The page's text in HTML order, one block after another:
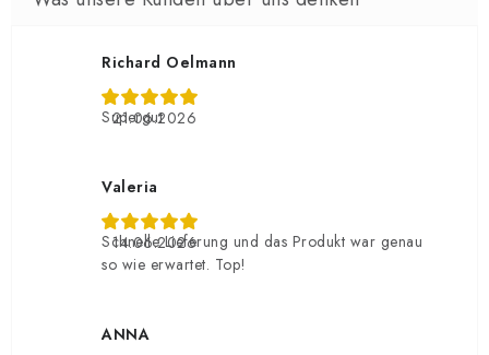
Richard Oelmann
21.06.2026
Supergut
Valeria
14.06.2026
Schnelle Lieferung und das Produkt war genau
so wie erwartet. Top!
ANNA